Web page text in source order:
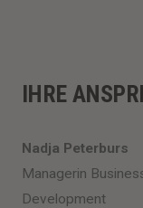
IHRE
Nadja Peterburs
Managerin
Development